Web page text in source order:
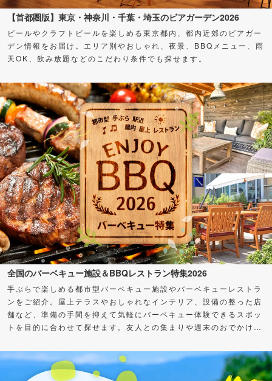
【首都圏版】東京・神奈川・千葉・埼玉のビアガーデン2026
ビールやクラフトビールを楽しめる東京都内、都内近郊のビアガー
デン情報をお届け。エリア別やおしゃれ、夜景、BBQメニュー、雨
天OK、飲み放題などのこだわり条件でも探せます。
全国のバーベキュー施設＆BBQレストラン特集2026
手ぶらで楽しめる都市型バーベキュー施設やバーベキューレストラ
ンをご紹介。屋上テラスやおしゃれなインテリア、設備の整った店
舗など、準備の手間を抑えて気軽にバーベキュー体験できるスポッ
トを目的に合わせて探せます。友人との集まりや週末のおでかけ